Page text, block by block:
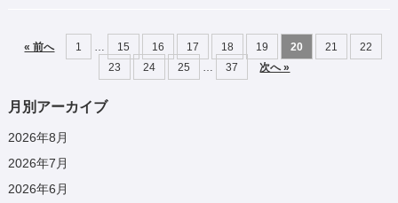
« 前へ 1 15 16 17 18 19 20 21
22
23
24 25 37 次へ »
月別アーカイブ
2026年8月
2026年7月
2026年6月